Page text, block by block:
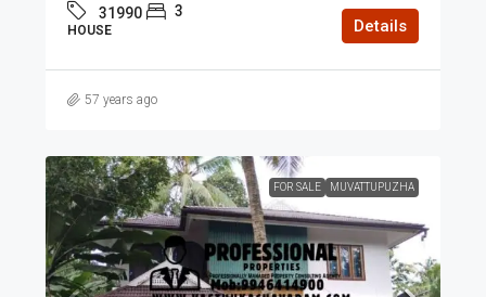
31990 3
HOUSE Details
57 years ago
FOR SALE MUVATTUPUZHA